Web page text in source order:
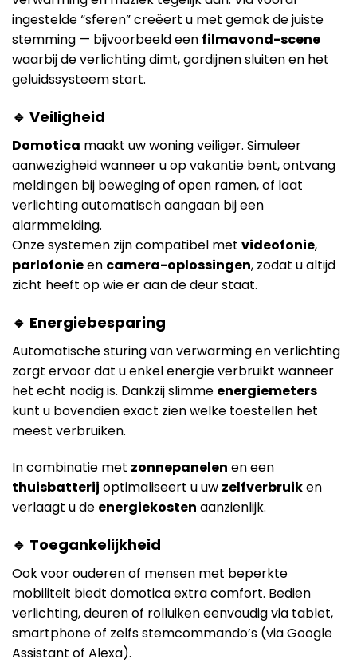
ingestelde “sferen” creëert u met gemak de juiste
stemming — bijvoorbeeld een filmavond-scene
waarbij de verlichting dimt, gordijnen sluiten en het
geluidssysteem start.
🔹 Veiligheid
Domotica maakt uw woning veiliger. Simuleer
aanwezigheid wanneer u op vakantie bent, ontvang
meldingen bij beweging of open ramen, of laat
verlichting automatisch aangaan bij een
alarmmelding.
Onze systemen zijn compatibel met videofonie,
parlofonieen camera-oplossingen, zodat u altijd
zicht heeft op wie er aan de deur staat.
🔹 Energiebesparing
Automatische sturing van verwarming en verlichting
zorgt ervoor dat u enkel energie verbruikt wanneer
het echt nodig is. Dankzij slimme energiemeters
kunt u bovendien exact zien welke toestellen het
meest verbruiken.
In combinatie met zonnepanelen en een
thuisbatterij optimaliseert u uw zelfverbruiken
verlaagt u de energiekosten aanzienlijk.
🔹 Toegankelijkheid
Ook voor ouderen of mensen met beperkte
mobiliteit biedt domotica extra comfort. Bedien
verlichting, deuren of rolluiken eenvoudig via tablet,
smartphone of zelfs stemcommando’s (via Google
Assistant of Alexa).